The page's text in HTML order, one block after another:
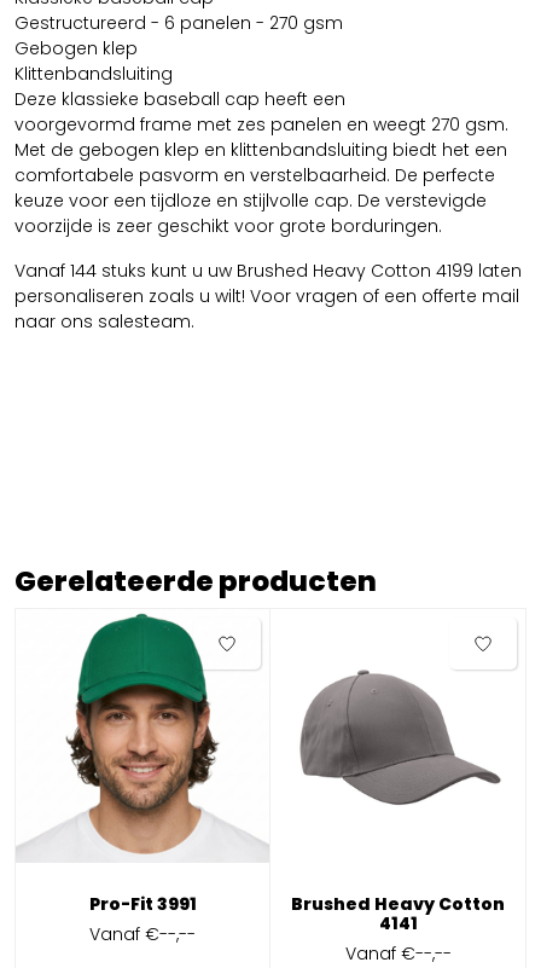
Gestructureerd - 6 panelen - 270 gsm
Gebogen klep
Klittenbandsluiting
Deze klassieke baseball cap heeft een
voorgevormd frame met zes panelen en weegt 270 gsm.
Met de gebogen klep en klittenbandsluiting biedt het een
comfortabele pasvorm en verstelbaarheid. De perfecte
keuze voor een tijdloze en stijlvolle cap. De verstevigde
voorzijde is zeer geschikt voor grote borduringen.
Vanaf 144 stuks kunt u uw Brushed Heavy Cotton 4199 laten
personaliseren zoals u wilt! Voor vragen of een offerte mail
naar ons salesteam.
Gerelateerde producten
Pro-Fit 3991
Vanaf€--,--
Brushed Heavy Cotton
4141
Vanaf €--,--